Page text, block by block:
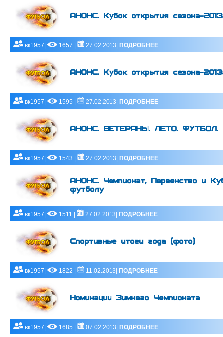
АНОНС. Кубок открытия сезона-
вк1957| 1657 | 27.02.2013| ПОДРОБНЕЕ
АНОНС. Кубок открытия сезона-
вк1957| 1595 | 27.02.2013| ПОДРОБНЕЕ
АНОНС. ВЕТЕРАНЫ. ЛЕТО. ФУТБОЛ.
вк1957| 1543 | 27.02.2013| ПОДРОБНЕЕ
АНОНС. Чемпионат, Первенство и
футболу
вк1957| 1511 | 27.02.2013| ПОДРОБНЕЕ
Спортивные итоги года (фото)
вк1957| 1822 | 11.02.2013| ПОДРОБНЕЕ
Номинации Зимнего Чемпионата
вк1957| 1685 | 07.02.2013| ПОДРОБНЕЕ